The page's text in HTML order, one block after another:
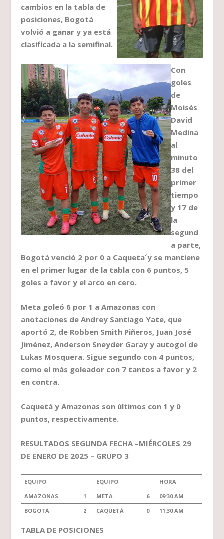
cambios en la tabla de
posiciones, Bogotá
volvió a ganar y ya está
clasificada a la semifinal.
Con
goles
de
Moisés
David
Medina
al
minuto
38 del
primer
tiempo
y 17 de
la
segund
a parte,
Bogotá venció 2 por 0 a Caqueta´y se mantiene
en el primer lugar de la tabla con 6 puntos, 5
goles a favor y el arco en cero.
Meta goleó 6 por 1 a Amazonas con
anotaciones de Andrey Santiago Yate, que
aportó 2, de Robben Smith Piñeros, Juan José
Jiménez, Anderson Sneyder Garay y autogol de
Lukas Mosquera. Sigue segundo con 4 puntos,
como el más goleador con 7 tantos a favor y 2
en contra.
Caquetá y Amazonas son últimos con 1 y 0
puntos, respectivamente.
RESULTADOS SEGUNDA FECHA –MIÉRCOLES 29
DE ENERO DE 2025 – GRUPO 3
EQUIPO EQUIPO
HORA
AMAZONAS
1 META 6
09:30 AM
BOGOTÁ
2 CAQUETÁ 0 11:30 AM
TABLA DE POSICIONES